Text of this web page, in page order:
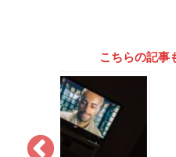
こちらの記事